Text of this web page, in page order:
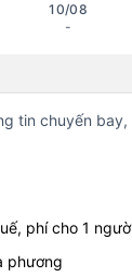
10/08
-
tin chuyến
phí cho 1
phương